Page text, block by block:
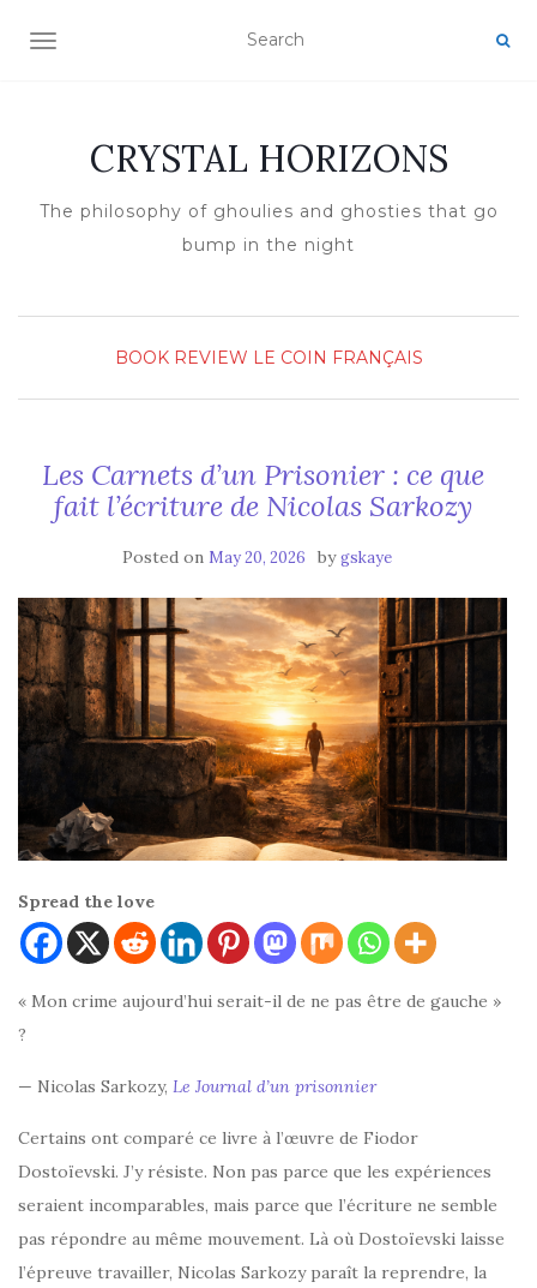
TOGGLE NAVIGATION
CRYSTAL HORIZONS
The philosophy of ghoulies and ghosties that go
bump in the night
BOOK REVIEW LE COIN FRANÇAIS
Les Carnets d’un Prisonier : ce que
fait l’écriture de Nicolas Sarkozy
Posted on May 20, 2026 bygskaye
Spread the love
« Mon crime aujourd’hui serait-il de ne pas être de gauche »
?
— Nicolas Sarkozy, Le Journal d’un prisonnier
Certains ont comparé ce livre à l’œuvre de Fiodor
Dostoïevski. J’y résiste. Non pas parce que les expériences
seraient incomparables, mais parce que l’écriture ne semble
pas répondre au même mouvement. Là où Dostoïevski laisse
l’épreuve travailler, Nicolas Sarkozy paraît la reprendre, la